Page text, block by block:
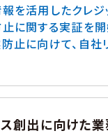
を活用したクレジ
に関する実証を
止に向けて、自社
創出に向けた